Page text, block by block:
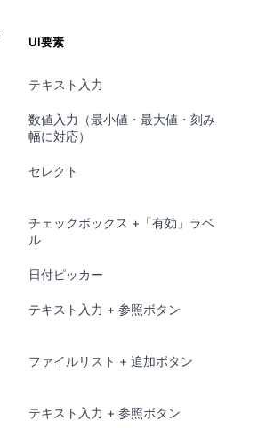
UI要素
テキスト入力
数値入力（最小値・最大値・刻み
幅に対応）
セレクト
チェックボックス +「有効」ラベ
ル
日付ピッカー
テキスト入力 + 参照ボタン
ファイルリスト + 追加ボタン
テキスト入力 + 参照ボタン